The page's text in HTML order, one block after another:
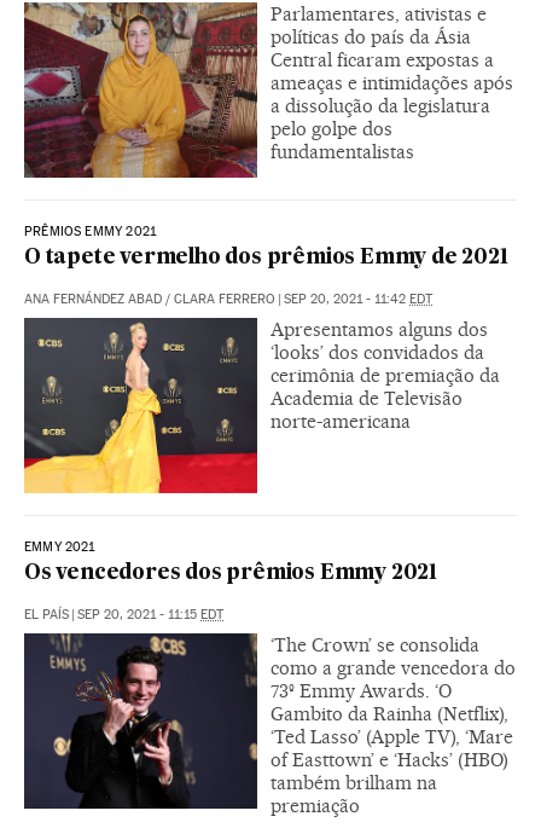
Parlamentares, ativistas e
políticas do país da Ásia
Central ficaram expostas a
ameaças e intimidações após
a dissolução da legislatura
pelo golpe dos
fundamentalistas
PRÊMIOS EMMY 2021
O tapete vermelho dos prêmios Emmy de 2021
ANA FERNÁNDEZ ABAD / CLARA FERRERO | SEP 20, 2021 - 11:42 EDT
Apresentamos alguns dos
‘looks’ dos convidados da
cerimônia de premiação da
Academia de Televisão
norte-americana
EMMY 2021
Os vencedores dos prêmios Emmy 2021
EL PAÍS | SEP 20, 2021 - 11:15 EDT
‘The Crown’ se consolida
como a grande vencedora do
73º Emmy Awards. ‘O
Gambito da Rainha (Netflix),
‘Ted Lasso’ (Apple TV), ‘Mare
of Easttown’ e ‘Hacks’ (HBO)
também brilham na
premiação